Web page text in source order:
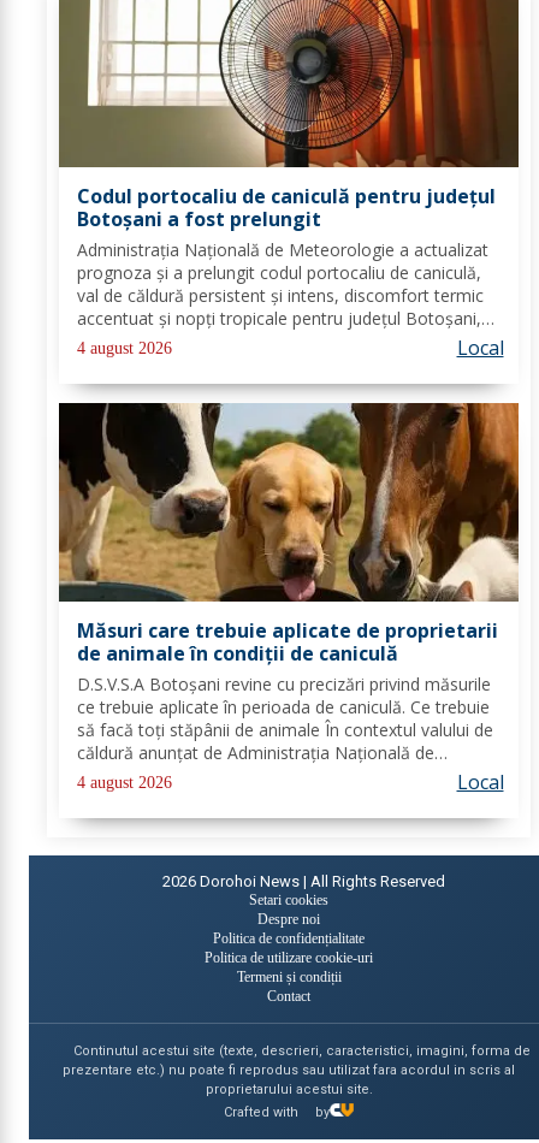
Codul portocaliu de caniculă pentru județul
Botoșani a fost prelungit
Administrația Națională de Meteorologie a actualizat
prognoza și a prelungit codul portocaliu de caniculă,
val de căldură persistent și intens, discomfort termic
accentuat și nopți tropicale pentru județul Botoșani,
până joi, la ora 10:00. Temperaturile maxime vor fi
cuprinse între 35 și 39 de...
4 august 2026 Local
Măsuri care trebuie aplicate de proprietarii
de animale în condiții de caniculă
D.S.V.S.A Botoșani revine cu precizări privind măsurile
ce trebuie aplicate în perioada de caniculă. Ce trebuie
să facă toți stăpânii de animale În contextul valului de
căldură anunțat de Administrația Națională de
Meteorologie, Direcția Sanitară Veterinară și pentru
Siguranța Alimentelor Botoșani...
4 august 2026 Local
2026 Dorohoi News | All Rights Reserved
Setari cookies
Despre noi
Politica de confidențialitate
Politica de utilizare cookie-uri
Termeni și condiții
Contact
Continutul acestui site (texte, descrieri, caracteristici, imagini, forma de
prezentare etc.) nu poate fi reprodus sau utilizat fara acordul in scris al
proprietarului acestui site.
Crafted with
by